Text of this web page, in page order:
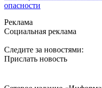
опасности
Реклама
Социальная реклама
Следите за новостями:
Прислать новость